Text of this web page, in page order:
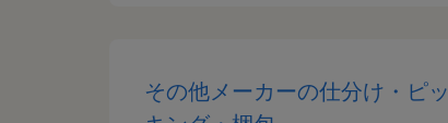
その他メーカーの仕分け・ピッ